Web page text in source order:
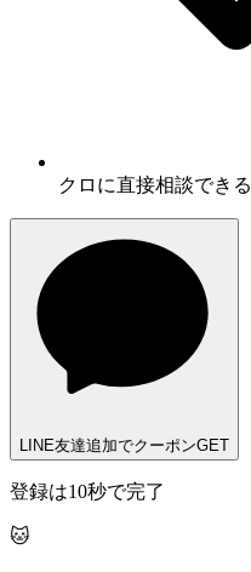
クロに直接相談できる
LINE友達追加でクーポンGET
登録は10秒で完了
🐱